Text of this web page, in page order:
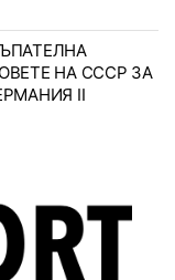
НА СССР ЗА
II